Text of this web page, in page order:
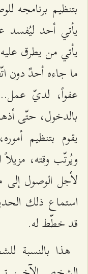
بتنظيم برنامجه
يأتي أحد ليُفسد
يأتي من يطرق
ما جاءه أحدٌ دون
عفواً، لديّ
بالدخول، حتّى
يقوم بتنظيم
ويُرتّب وقته، مزيلاً
لأجل الوصول
استماع ذلك
قد خطّط له.
هذا بالنسبة